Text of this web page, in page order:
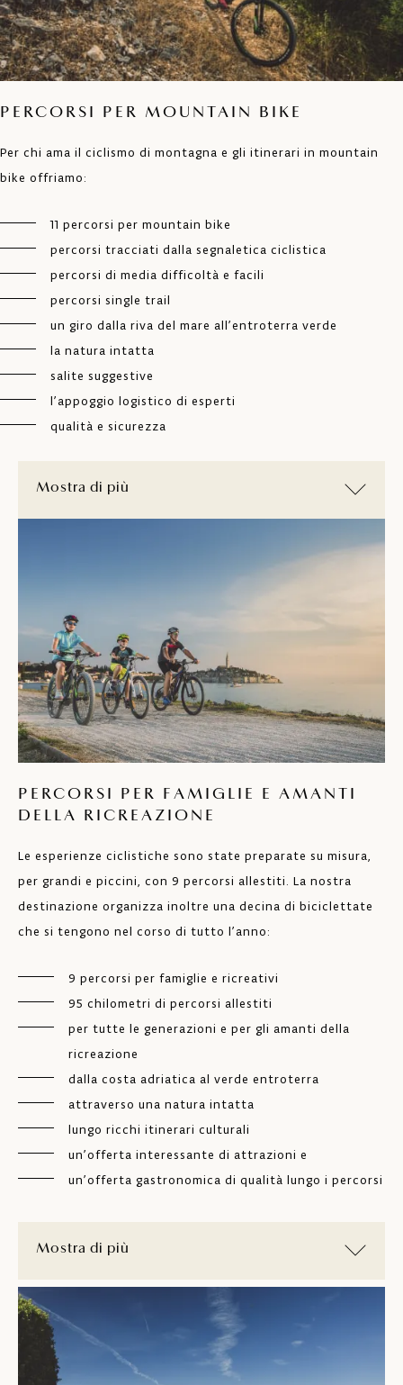
PERCORSI PER MOUNTAIN BIKE
Per chi ama il ciclismo di montagna e gli itinerari in mountain
bike offriamo:
11 percorsi per mountain bike
percorsi tracciati dalla segnaletica ciclistica
percorsi di media difficoltà e facili
percorsi single trail
un giro dalla riva del mare all’entroterra verde
la natura intatta
salite suggestive
l’appoggio logistico di esperti
qualità e sicurezza
Mostra di più
PERCORSI PER FAMIGLIE E AMANTI
DELLA RICREAZIONE
Le esperienze ciclistiche sono state preparate su misura,
per grandi e piccini, con 9 percorsi allestiti. La nostra
destinazione organizza inoltre una decina di biciclettate
che si tengono nel corso di tutto l’anno:
9 percorsi per famiglie e ricreativi
95 chilometri di percorsi allestiti
per tutte le generazioni e per gli amanti della
ricreazione
dalla costa adriatica al verde entroterra
attraverso una natura intatta
lungo ricchi itinerari culturali
un’offerta interessante di attrazioni e
un’offerta gastronomica di qualità lungo i percorsi
Mostra di più